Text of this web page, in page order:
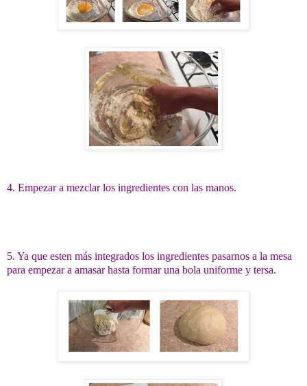
4. Empezar a mezclar los ingredientes con las manos.
5. Ya que esten más integrados los ingredientes pasarnos a la mesa
para empezar a amasar hasta formar una bola uniforme y tersa.